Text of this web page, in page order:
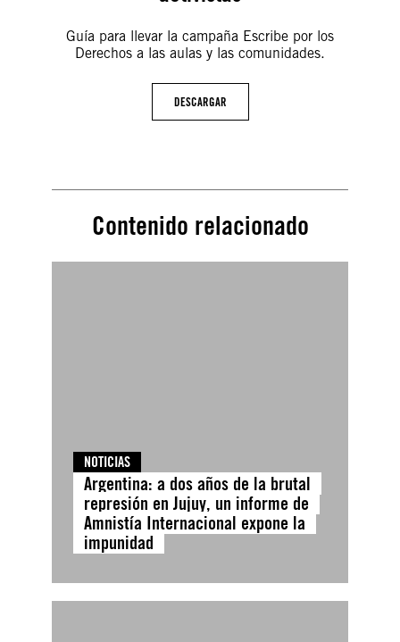
Guía para llevar la campaña Escribe por los
Derechos a las aulas y las comunidades.
DESCARGAR
Contenido relacionado
NOTICIAS
Argentina: a dos años de la brutal
represión en Jujuy, un informe de
Amnistía Internacional expone la
impunidad